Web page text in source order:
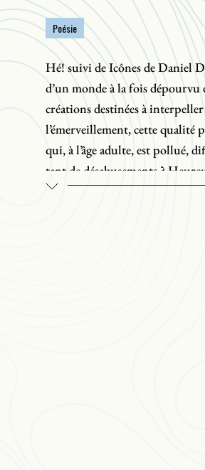
Poésie
Hé! suivi de Icônes de Daniel
d’un monde à la fois dépourvu
créations destinées à
l’émerveillement, cette qualité
qui, à l’âge adulte, est pollué,
tant de désabusements ?
spontanées, imprévisibles, qui